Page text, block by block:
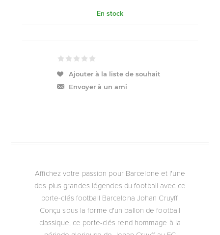
En stock
Ajouter à la liste de souhait
Envoyer à un ami
Affichez votre passion pour Barcelone et l'une
des plus grandes légendes du football avec ce
porte-clés football Barcelona Johan Cruyff.
Conçu sous la forme d'un ballon de football
classique, ce porte-clés rend hommage à la